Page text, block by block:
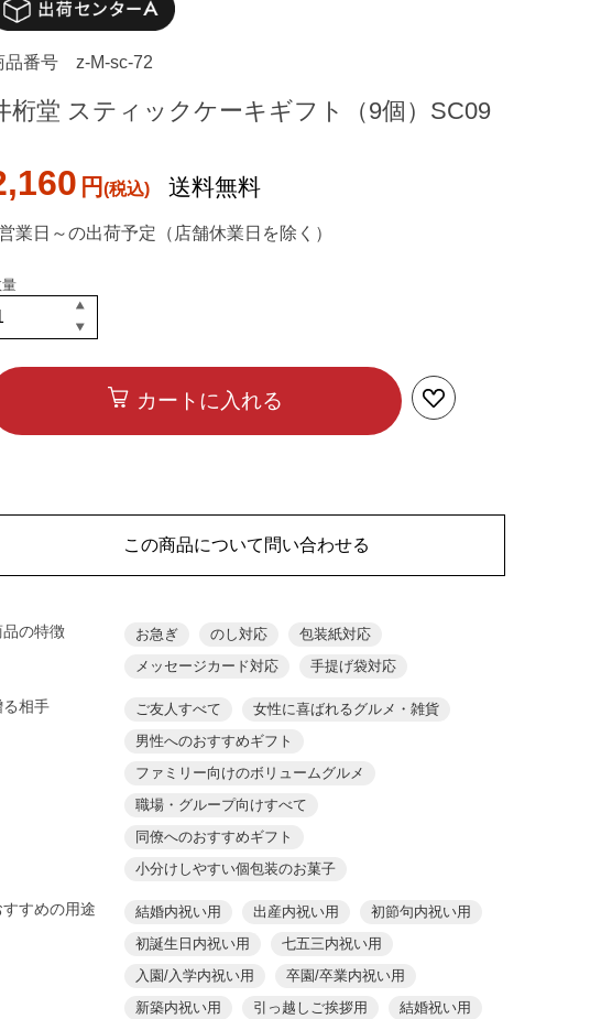
品番号 z-M-sc-72
桁堂 スティックケーキギフト（9個）SC09
円 送料無料
業日～の出荷予定（店舗休業日を除く）
カートに入れる
この商品について問い合わせる
品の特徴 お急ぎ のし対応
包装紙対応
メッセージカード対応
手提げ袋対応
る相手 ご友人すべて
女性に喜ばれるグルメ・雑貨
男性へのおすすめギフト
ファミリー向けのボリュームグルメ
職場・グループ向けすべて
同僚へのおすすめギフト
小分けしやすい個包装のお菓子
すすめの用途 結婚内祝い用 出産内祝い用
初節句内祝い用
初誕生日内祝い用
七五三内祝い用
入園/入学内祝い用
卒園/卒業内祝い用
新築内祝い用
引っ越しご挨拶用
結婚祝い用